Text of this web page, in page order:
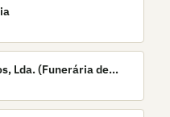
Lda. (Funerária de